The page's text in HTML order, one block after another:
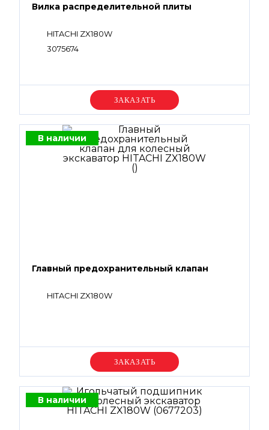
Вилка распределительной плиты
HITACHI ZX180W
3075674
Уточняйте цену
В наличии
Главный предохранительный клапан
HITACHI ZX180W
Уточняйте цену
В наличии